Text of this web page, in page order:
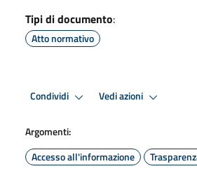
Tipi di documento:
Atto normativo
Condividi Vedi azioni
Argomenti:
Accesso all'informazione